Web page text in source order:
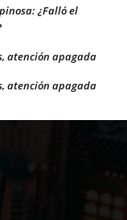
¿Falló el
atención apagada
atención apagada